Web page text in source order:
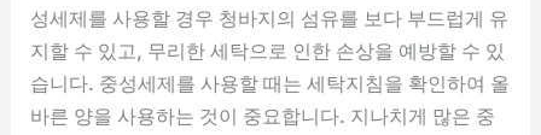
성세제를 사용할 경우 청바지의 섬유를 보다 부드럽게 유
지할 수 있고, 무리한 세탁으로 인한 손상을 예방할 수 있
습니다. 중성세제를 사용할 때는 세탁지침을 확인하여 올
바른 양을 사용하는 것이 중요합니다. 지나치게 많은 중